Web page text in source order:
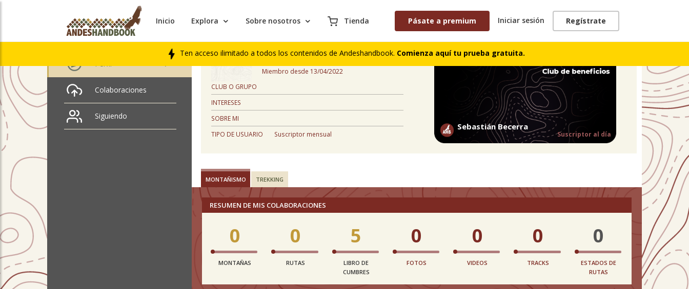
Inicio Explora Sobre nosotros Tienda Pásate a premium Iniciar sesión Regístrate
Ten acceso ilimitado a todos los contenidos de Andeshandbook. Comienza aquí tu prueba gratuita.
Sebastián Becerra
Perfil
Colaboraciones
Siguiendo
PERFIL
Miembro desde 13/04/2022
CLUB O GRUPO
INTERESES
SOBRE MI
TIPO DE USUARIO
Suscriptor mensual
Sebastián Becerra
Suscriptor al día
MONTAÑISMO TREKKING
RESUMEN DE MIS COLABORACIONES
0
MONTAÑAS
0
RUTAS
5
LIBRO DE
CUMBRES
0
FOTOS
0
VIDEOS
0
TRACKS
0
ESTADOS DE
RUTAS